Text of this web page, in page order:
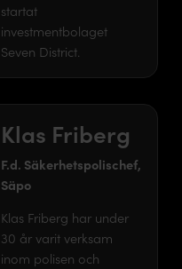
startat
investmentbolaget
Seven District.
Klas Friberg
F.d. Säkerhetspolischef,
Säpo
Klas Friberg har under
30 år varit verksam
inom polisen och